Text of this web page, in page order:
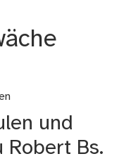
und
Robert Bs.